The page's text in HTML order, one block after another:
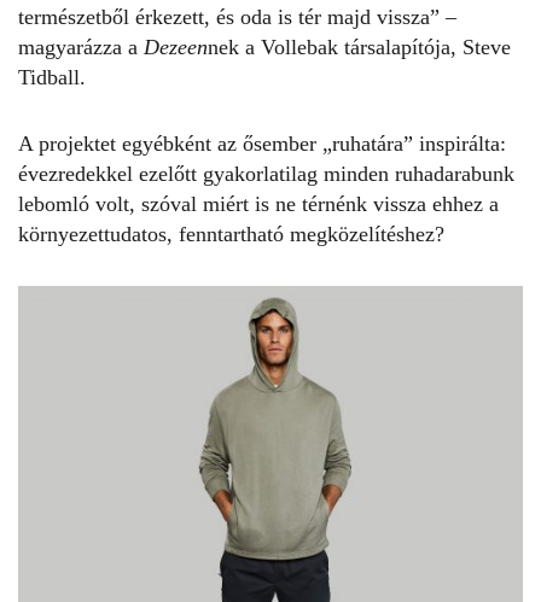
természetből érkezett, és oda is tér majd vissza” –
magyarázza a Dezeennek a Vollebak társalapítója, Steve
Tidball.
A projektet egyébként az ősember „ruhatára” inspirálta:
évezredekkel ezelőtt gyakorlatilag minden ruhadarabunk
lebomló volt, szóval miért is ne térnénk vissza ehhez a
környezettudatos, fenntartható megközelítéshez?